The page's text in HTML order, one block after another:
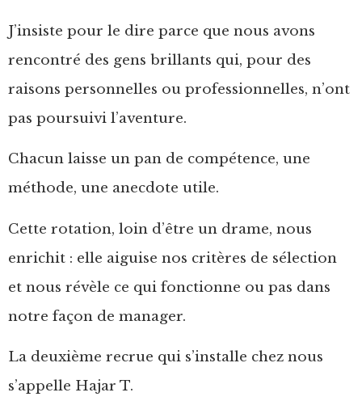
J’insiste pour le dire parce que nous avons
rencontré des gens brillants qui, pour des
raisons personnelles ou professionnelles, n’ont
pas poursuivi l’aventure.
Chacun laisse un pan de compétence, une
méthode, une anecdote utile.
Cette rotation, loin d’être un drame, nous
enrichit : elle aiguise nos critères de sélection
et nous révèle ce qui fonctionne ou pas dans
notre façon de manager.
La deuxième recrue qui s’installe chez nous
s’appelle Hajar T.